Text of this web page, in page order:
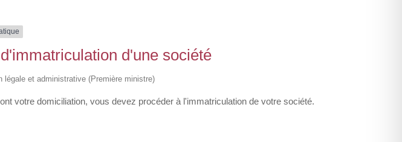
d'une société
légale et administrative (Première ministre)
votre domiciliation, vous devez procéder à l'immatriculation de votre société.